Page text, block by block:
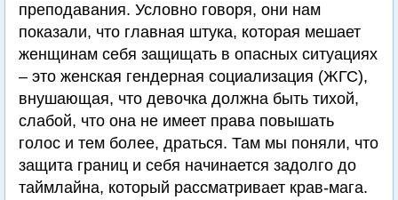
преподавания. Условно говоря, они нам
показали, что главная штука, которая мешает
женщинам себя защищать в опасных ситуациях
– это женская гендерная социализация (ЖГС),
внушающая, что девочка должна быть тихой,
слабой, что она не имеет права повышать
голос и тем более, драться. Там мы поняли, что
защита границ и себя начинается задолго до
таймлайна, который рассматривает крав-мага.